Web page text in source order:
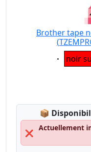
Brother tape
noir
📦
❌
Actuellement